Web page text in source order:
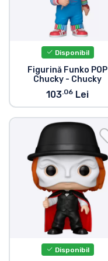
Disponibil
Figurină Funko POP
Chucky - Chucky
103.06 Lei
Disponibil